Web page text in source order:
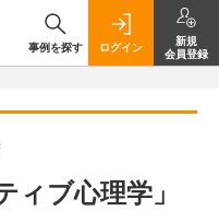
事例を探す ログイン
新規
会員登録
ブ心理学」